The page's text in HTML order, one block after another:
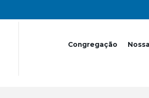
Congregação